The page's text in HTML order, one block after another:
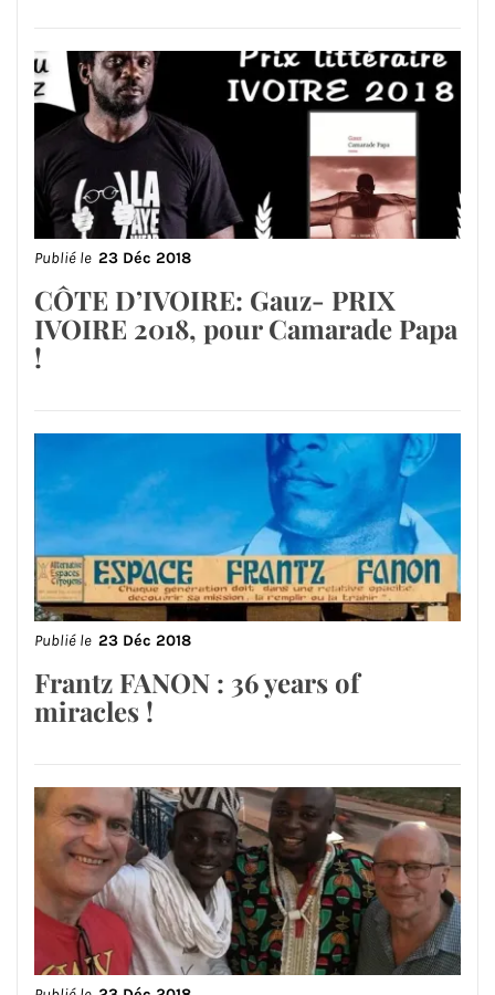
Publié le 23 Déc 2018
CÔTE D’IVOIRE: Gauz- PRIX
IVOIRE 2018, pour Camarade Papa
!
Publié le 23 Déc 2018
Frantz FANON : 36 years of
miracles !